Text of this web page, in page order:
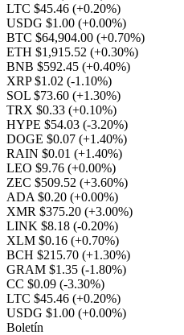
LTC $45.46 (+0.20%)
USDG $1.00 (+0.00%)
BTC $64,904.00 (+0.70%)
ETH $1,915.52 (+0.30%)
BNB $592.45 (+0.40%)
XRP $1.02 (-1.10%)
SOL $73.60 (+1.30%)
TRX $0.33 (+0.10%)
HYPE $54.03 (-3.20%)
DOGE $0.07 (+1.40%)
RAIN $0.01 (+1.40%)
LEO $9.76 (+0.00%)
ZEC $509.52 (+3.60%)
ADA $0.20 (+0.00%)
XMR $375.20 (+3.00%)
LINK $8.18 (-0.20%)
XLM $0.16 (+0.70%)
BCH $215.70 (+1.30%)
GRAM $1.35 (-1.80%)
CC $0.09 (-3.30%)
LTC $45.46 (+0.20%)
USDG $1.00 (+0.00%)
Boletín